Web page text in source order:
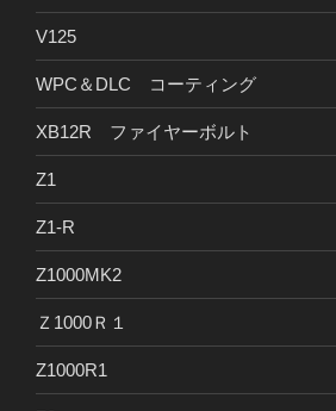
V125
WPC＆DLC コーティング
XB12R ファイヤーボルト
Z1
Z1-R
Z1000MK2
Ｚ1000Ｒ１
Z1000R1